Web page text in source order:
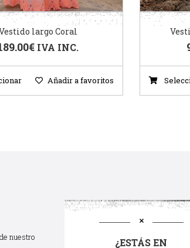
largo Coral
€ IVA INC.
Añadir a favoritos
nuestro
¿ESTÁS EN